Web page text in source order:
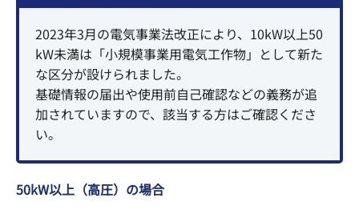
2023年3月の電気事業法改正により、10kW以上50
kW未満は「小規模事業用電気工作物」として新た
な区分が設けられました。
基礎情報の届出や使用前自己確認などの義務が追
加されていますので、該当する方はご確認くださ
い。
50kW以上（高圧）の場合